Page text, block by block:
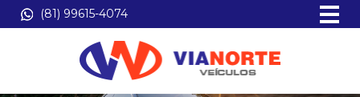
(81) 99615-4074